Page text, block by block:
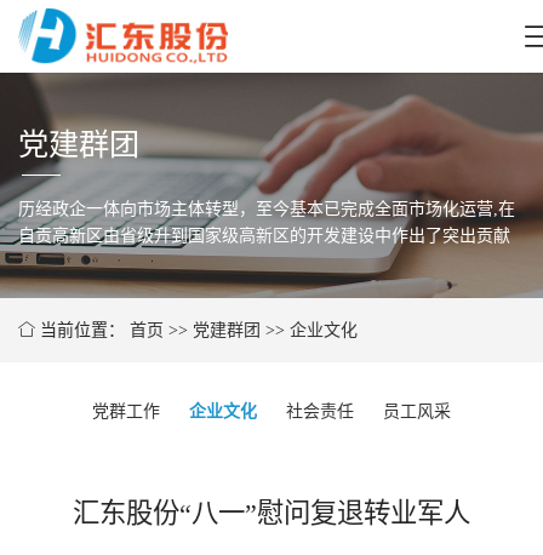
党建群团
历经政企一体向市场主体转型，至今基本已完成全面市场化运营,在
自贡高新区由省级升到国家级高新区的开发建设中作出了突出贡献
当前位置： 首页 >> 党建群团 >> 企业文化
党群工作 企业文化 社会责任 员工风采
汇东股份“八一”慰问复退转业军人